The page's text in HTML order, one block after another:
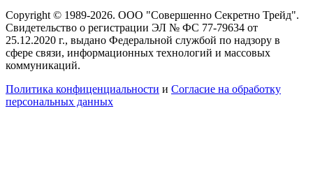
Copyright © 1989-2026. ООО "Совершенно Секретно Трейд".
Свидетельство о регистрации ЭЛ № ФС 77-79634 от
25.12.2020 г., выдано Федеральной службой по надзору в
сфере связи, информационных технологий и массовых
коммуникаций.
Политика конфиценциальности и Согласие на обработку
персональных данных